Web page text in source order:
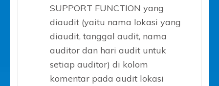
SUPPORT FUNCTION yang
diaudit (yaitu nama lokasi yang
diaudit, tanggal audit, nama
auditor dan hari audit untuk
setiap auditor) di kolom
komentar pada audit lokasi